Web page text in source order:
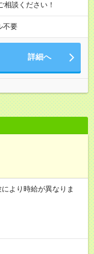
談ください！
不要
詳細へ
より時給が異なりま